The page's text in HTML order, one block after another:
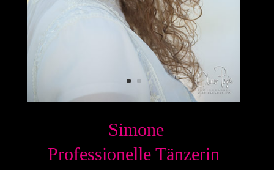
Simone
Professionelle Tänzerin